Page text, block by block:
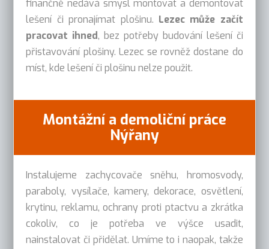
finančně nedává smysl montovat a demontovat
lešení či pronajímat plošinu. Lezec může začít
pracovat ihned, bez potřeby budování lešení či
přistavování plošiny. Lezec se rovněž dostane do
míst, kde lešení či plošinu nelze použit.
Montážní a demoliční práce
Nýřany
Instalujeme zachycovače sněhu, hromosvody,
paraboly, vysílače, kamery, dekorace, osvětlení,
krytinu, reklamu, ochrany proti ptactvu a zkrátka
cokoliv, co je potřeba ve výšce usadit,
nainstalovat či přidělat. Umíme to i naopak, takže